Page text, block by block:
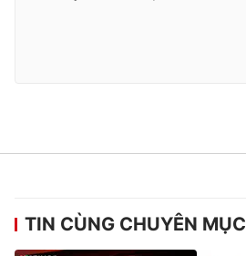
TIN CÙNG CHUYÊN MỤC